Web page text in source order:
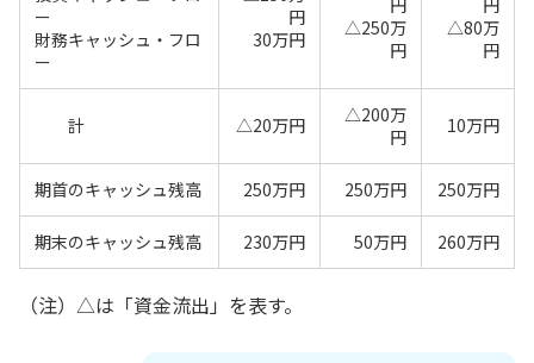
ー
財務キャッシュ・フロ
ー
円
30万円
△250万
円
△80万
円
計 △20万円
△200万
円
10万円
期首のキャッシュ残高 250万円 250万円 250万円
期末のキャッシュ残高 230万円 50万円 260万円
（注）△は「資金流出」を表す。